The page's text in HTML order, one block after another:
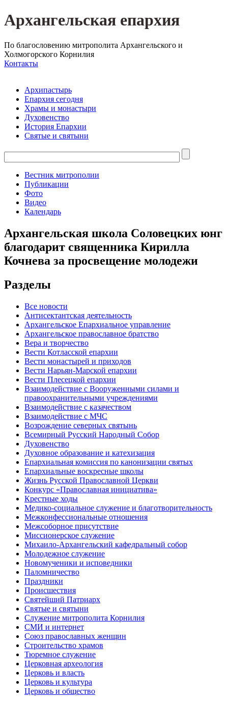
Архангельская епархия
По благословению митрополита Архангельского и
Холмогорского Корнилия
Контакты
Архипастырь
Епархия сегодня
Храмы и монастыри
Духовенство
История Епархии
Святые и святыни
Вестник митрополии
Публикации
Фото
Видео
Календарь
Архангельская школа Соловецких юнг
благодарит священника Кирилла
Кочнева за просвещение молодежи
Разделы
Все новости
Антисектантская деятельность
Архангельское Епархиальное управление
Архангельское православное братство
Вера и творчество
Вести Котласской епархии
Вести монастырей и приходов
Вести Нарьян-Марской епархии
Вести Плесецкой епархии
Взаимодействие с Вооруженными силами и
правоохранительными учреждениями
Взаимодействие с казачеством
Взаимодействие с МЧС
Возрождение северных святынь
Всемирный Русский Народный Собор
Духовенство
Духовное образование и катехизация
Епархиальная комиссия по канонизации святых
Епархиальные воскресные школы
Жизнь Русской Православной Церкви
Конкурс «Православная инициатива»
Крестные ходы
Медико-социальное служение и благотворительность
Межконфессиональные отношения
Межсоборное присутствие
Миссионерское служение
Михаило-Архангельский кафедральный собор
Молодежное служение
Новомученики и исповедники
Паломничество
Праздники
Происшествия
Святейший Патриарх
Святые и святыни
Служение митрополита Корнилия
СМИ и интернет
Союз православных женщин
Строительство храмов
Тюремное служение
Церковная археология
Церковь и власть
Церковь и культура
Церковь и общество